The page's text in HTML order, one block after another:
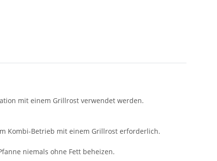
mit einem Grillrost verwendet werden.
Kombi-Betrieb mit einem Grillrost erforderlich.
niemals ohne Fett beheizen.